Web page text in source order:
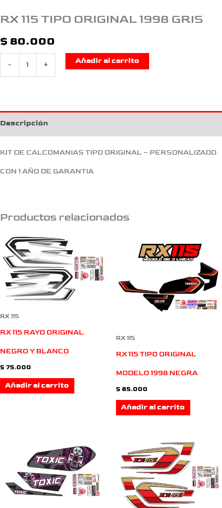
RX 115 TIPO ORIGINAL 1998 GRIS
$ 80.000
- +
Añadir al carrito
Descripción
KIT DE CALCOMANIAS TIPO ORIGINAL – PERSONALIZADO
CON 1 AÑO DE GARANTIA
Productos relacionados
RX 115
RX 115 RAYO ORIGINAL
NEGRO Y BLANCO
$ 75.000
Añadir al carrito
RX 115
RX 115 TIPO ORIGINAL
MODELO 1998 NEGRA
$ 85.000
Añadir al carrito